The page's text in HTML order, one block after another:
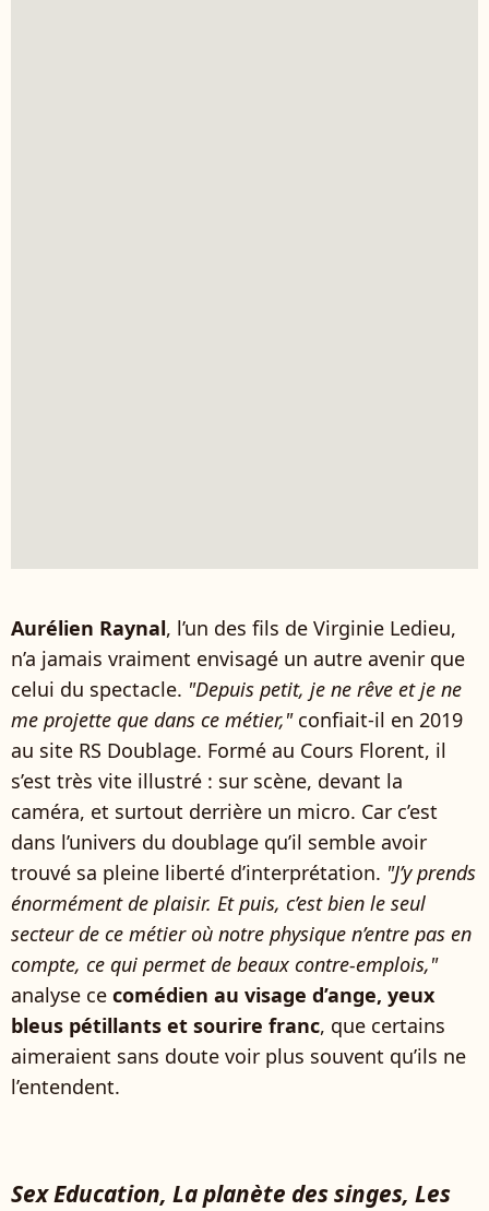
Aurélien Raynal, l’un des fils de Virginie Ledieu,
n’a jamais vraiment envisagé un autre avenir que
celui du spectacle. "Depuis petit, je ne rêve et je ne
me projette que dans ce métier,"confiait-il en 2019
au site RS Doublage. Formé au Cours Florent, il
s’est très vite illustré : sur scène, devant la
caméra, et surtout derrière un micro. Car c’est
dans l’univers du doublage qu’il semble avoir
trouvé sa pleine liberté d’interprétation. "J’y prends
énormément de plaisir. Et puis, c’est bien le seul
secteur de ce métier où notre physique n’entre pas en
compte, ce qui permet de beaux contre-emplois,"
analyse ce comédien au visage d’ange, yeux
bleus pétillants et sourire franc, que certains
aimeraient sans doute voir plus souvent qu’ils ne
l’entendent.
Sex Education, La planète des singes, Les